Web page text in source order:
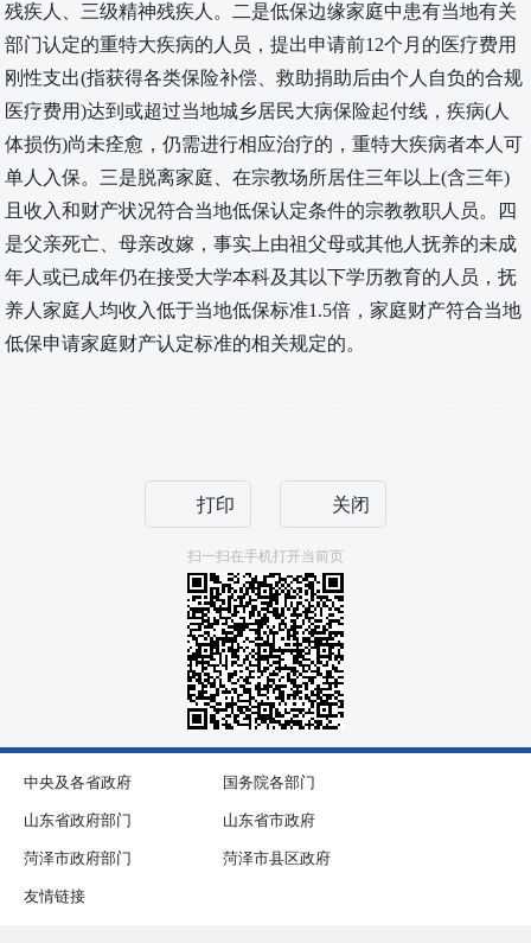
残疾人、三级精神残疾人。二是低保边缘家庭中患有当地有关
部门认定的重特大疾病的人员，提出申请前12个月的医疗费用
刚性支出(指获得各类保险补偿、救助捐助后由个人自负的合规
医疗费用)达到或超过当地城乡居民大病保险起付线，疾病(人
体损伤)尚未痊愈，仍需进行相应治疗的，重特大疾病者本人可
单人入保。三是脱离家庭、在宗教场所居住三年以上(含三年)
且收入和财产状况符合当地低保认定条件的宗教教职人员。四
是父亲死亡、母亲改嫁，事实上由祖父母或其他人抚养的未成
年人或已成年仍在接受大学本科及其以下学历教育的人员，抚
养人家庭人均收入低于当地低保标准1.5倍，家庭财产符合当地
低保申请家庭财产认定标准的相关规定的。
打印 关闭
扫一扫在手机打开当前页
中央及各省政府 国务院各部门
山东省政府部门 山东省市政府
菏泽市政府部门 菏泽市县区政府
友情链接